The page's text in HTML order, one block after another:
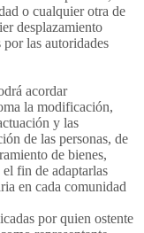
o cualquier otra de
desplazamiento
por las autoridades
acordar
la modificación,
y las
de las personas, de
de bienes,
fin de adaptarlas
en cada comunidad
por quien ostente